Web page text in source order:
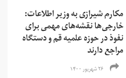
مکارم شیرازی به وزیر اطلاعات:
خارجی‌ها نقشه‌های مهمی برای
نفوذ در حوزه‌ علمیه قم و دستگاه
مراجع دارند
۲۶ شهریور ۱۴۰۰